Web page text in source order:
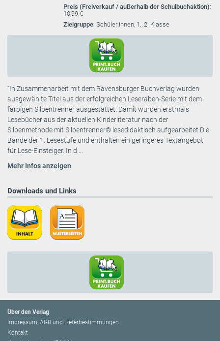
Preis (Freiverkauf / außerhalb der Schulbuchaktion):
10,99 €
Zielgruppe: Schüler:innen, 1., 2. Klasse
“In Zusammenarbeit mit dem Ravensburger Buchverlag wurden
ausgewählte Titel aus der erfolgreichen Leseraben-Serie mit dem
farbigen Silbentrenner ausgestattet. Damit wurden erstmals
Lesebücher aus der aktuellen Kinderliteratur nach der
Silbenmethode mit Silbentrenner® lesedidaktisch aufgearbeitet.Die
Bände der 1. Lesestufe und enthalten ein geringeres Textangebot
für Lese-Einsteiger. In d ...
Mehr Infos anzeigen
Downloads und Links
Über den Verlag
Impressum, AGB und Lieferbestimmungen
Kontakt